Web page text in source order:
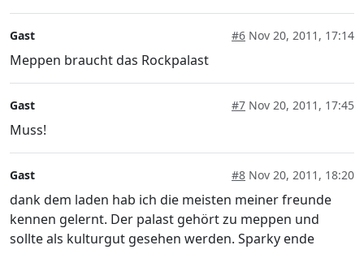
Gast #6 Nov 20, 2011, 17:14
Meppen braucht das Rockpalast
Gast #7 Nov 20, 2011, 17:45
Muss!
Gast #8 Nov 20, 2011, 18:20
dank dem laden hab ich die meisten meiner freunde
kennen gelernt. Der palast gehört zu meppen und
sollte als kulturgut gesehen werden. Sparky ende